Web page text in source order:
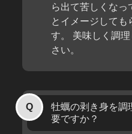
ら出て苦しくなっ
とイメージしても
す。 美味しく調
さい。
牡蠣の剥き身を調
要ですか？